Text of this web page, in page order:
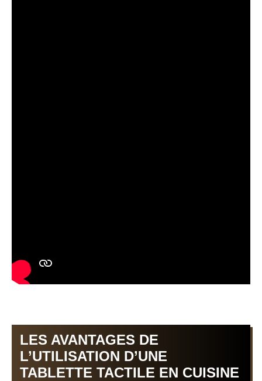
LES AVANTAGES DE
L’UTILISATION D’UNE
TABLETTE TACTILE EN CUISINE